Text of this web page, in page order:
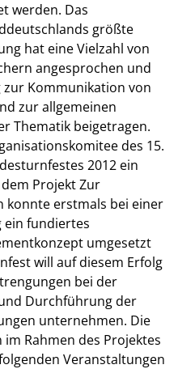
werden. Das
größte
hat eine Vielzahl von
angesprochen und
Kommunikation von
zur allgemeinen
Thematik beigetragen.
des 15.
2012 ein
Projekt Zur
konnte erstmals bei einer
fundiertes
umgesetzt
will auf diesem Erfolg
bei der
Durchführung der
unternehmen. Die
Rahmen des Projektes
Veranstaltungen